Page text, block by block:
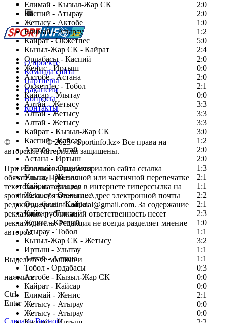
Елимай - Кызыл-Жар СК
2:0
Каспий - Атырау
2:0
Жетысу - Актобе
1:0
Елимай - Атырау
1:2
Кайрат - Окжетпес
5:0
Кызыл-Жар СК - Кайрат
2:4
Ордабасы - Каспий
2:0
Женис - Иртыш
0:0
Актобе - Астана
2:0
Окжетпес - Тобол
2:1
Кайсар - Улытау
0:0
Алтай - Жетысу
3:3
Алтай - Жетысу
3:3
Алтай - Жетысу
3:3
Кайрат - Кызыл-Жар СК
3:0
Каспий - Кайсар
1:2
Актобе - Алтай
2:0
Астана - Иртыш
2:0
Елимай - Ордабасы
1:3
Улытау - Женис
2:1
Кайрат - Атырау
1:1
Жетысу - Окжетпес
2:2
Ордабасы - Кайрат
2:1
Кайсар - Елимай
2:3
Женис - Каспий
1:0
Атырау - Тобол
1:1
Кызыл-Жар СК - Жетысу
3:2
Иртыш - Улытау
1:1
Алтай - Астана
1:1
Тобол - Ордабасы
0:3
Актобе - Кызыл-Жар СК
0:0
Кайрат - Кайсар
0:0
Елимай - Женис
2:1
Жетысу - Атырау
0:0
Жетысу - Атырау
0:0
Сообщить о мероприятии
Перейти на старый сайт
О проекте
Команда сайта
Партнеры
Вакансии
Вопросы
Контакты
© Copyright© 2025 «Sportinfo.kz» Все права на
авторские материалы защищены.
При использовании материалов сайта ссылка
обязательна. При полной или частичной перепечатке
текстовых материалов в интернете гиперссылка на
sportinfo.kz обязательна. Адрес электронной почты
редакции: sportinfo.official@gmail.com. За содержание
рекламных публикаций ответственность несет
рекламодатель. Редакция не всегда разделяет мнение
авторов.
Заметили ошибку в тексте?
Выделите ее мышью и
нажмите
Ctrl
Enter